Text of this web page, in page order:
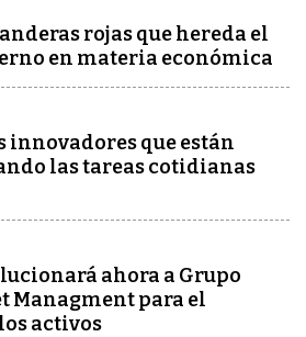
rojas que hereda el
en materia económica
innovadores que están
las tareas cotidianas
ahora a Grupo
Managment para el
activos